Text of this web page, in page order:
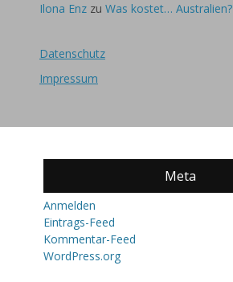
Ilona Enz zu Was kostet… Australien?
Datenschutz
Impressum
Meta
Anmelden
Eintrags-Feed
Kommentar-Feed
WordPress.org